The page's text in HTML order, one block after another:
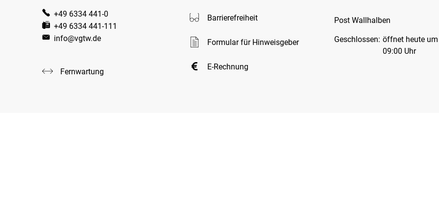
+49 6334 441-0
+49 6334 441-111
info@vgtw.de
Fernwartung
Barrierefreiheit
Formular für Hinweisgeber
E-Rechnung
Post Wallhalben
Klicken, um weitere
Geschlossen: öffnet heute um
09:00 Uhr